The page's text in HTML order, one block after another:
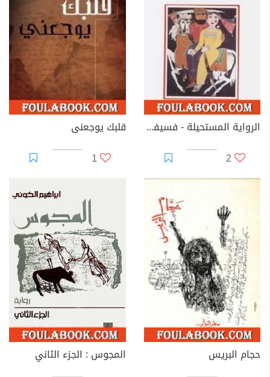
الرواية المستحيلة - فسيفساء دمشقية
2
قلبك يوجعنى
1
حجام البريس
المجوس : الجزء الثاني